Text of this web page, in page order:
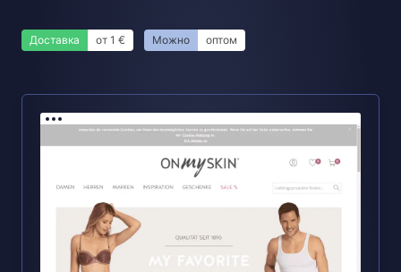
Доставка от 1 € Можно оптом